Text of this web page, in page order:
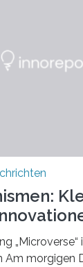
„Microverse“
Am morgigen